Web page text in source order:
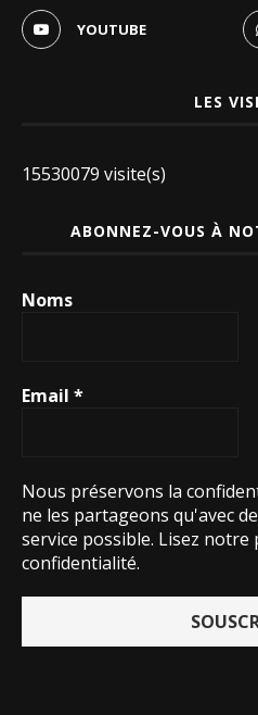
YOUTUBE
LES
15530079 visite(s)
ABONNEZ-VOUS À
Noms
Email *
Nous préservons la
ne les partageons qu'avec
service possible. Lisez notre
confidentialité.